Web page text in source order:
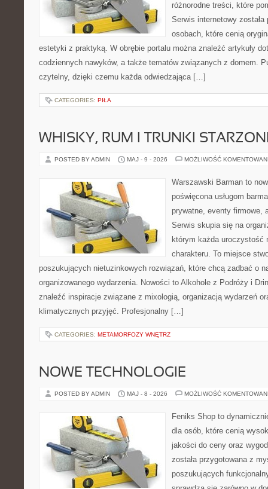
różnorodne treści, które
Serwis internetowy
osobach, które cenią
estetyki z praktyką. W obrębie portalu można znaleźć artykuły
codziennych nawyków, a także tematów związanych z domem.
czytelny, dzięki czemu każda odwiedzająca […]
CATEGORIES: PIŁA
WHISKY, RUM I TRUNKI
POSTED BY ADMIN MAJ - 9 - 2026 MOŻLIWOŚĆ
Warszawski Barman to
poświęcona usługom
prywatne, eventy firmowe,
Serwis skupia się na
którym każda uroczystość
charakteru. To miejsce
poszukujących nietuzinkowych rozwiązań, które chcą zadbać o
organizowanego wydarzenia. Nowości to Alkohole z Podróży i
znaleźć inspiracje związane z mixologią, organizacją wydarzeń
klimatycznych przyjęć. Profesjonalny […]
CATEGORIES: METAMORFOZY WNĘTRZ
NOWE TECHNOLOGIE
POSTED BY ADMIN MAJ - 8 - 2026 MOŻLIWOŚĆ
Feniks Shop to
dla osób, które cenią
jakości do ceny oraz
została przygotowana z
poszukujących